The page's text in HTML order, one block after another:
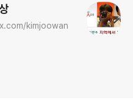
x.com/kimjoowan